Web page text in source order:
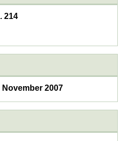
214
2007